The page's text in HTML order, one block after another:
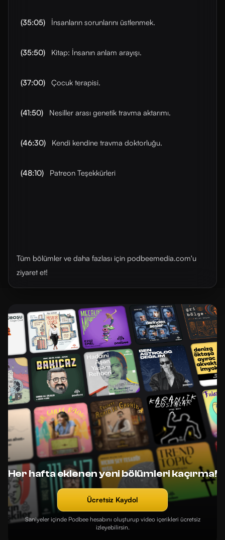
(35:05) İnsanların sorunlarını üstlenmek.
(35:50) Kitap: İnsanın anlam arayışı.
(37:00) Çocuk terapisi.
(41:50) Nesiller arası genetik travma aktarımı.
(46:30) Kendi kendine travma doktorluğu.
(48:10) Patreon Teşekkürleri
Tüm bölümler ve daha fazlası için ⁠⁠podbeemedia.com⁠⁠'u
ziyaret et!
Her hafta eklenen yeni bölümleri kaçırma!
Ücretsiz Kaydol
Saniyeler içinde Podbee hesabını oluşturup video içerikleri ücretsiz
izleyebilirsin.